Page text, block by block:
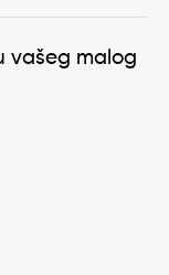
vašeg malog